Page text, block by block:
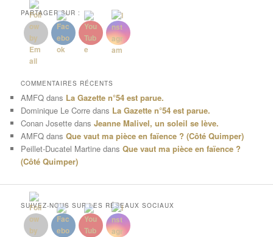
PARTAGER SUR :
COMMENTAIRES RÉCENTS
AMFQ dans La Gazette n°54 est parue.
Dominique Le Corre dans La Gazette n°54 est parue.
Conan Josette dansJeanne Malivel, un soleil se lève.
AMFQ dansQue vaut ma pièce en faïence ? (Côté Quimper)
Peillet-Ducatel Martine dansQue vaut ma pièce en faïence ?
(Côté Quimper)
SUIVEZ-NOUS SUR LES RÉSEAUX SOCIAUX